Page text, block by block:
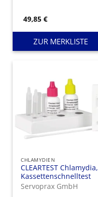
49,85€
ZUR MERKLISTE
CHLAMYDIEN
CLEARTEST Chlamydia,
Kassettenschnelltest
Servoprax GmbH